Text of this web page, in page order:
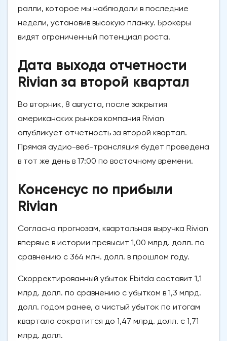
ралли, которое мы наблюдали в последние
недели, установив высокую планку. Брокеры
видят ограниченный потенциал роста.
Дата выхода отчетности
Rivian за второй квартал
Во вторник, 8 августа, после закрытия
американских рынков компания Rivian
опубликует отчетность за второй квартал.
Прямая аудио-веб-трансляция будет проведена
в тот же день в 17:00 по восточному времени.
Консенсус по прибыли
Rivian
Согласно прогнозам, квартальная выручка Rivian
впервые в истории превысит 1,00 млрд. долл. по
сравнению с 364 млн. долл. в прошлом году.
Скорректированный убыток Ebitda составит 1,1
млрд. долл. по сравнению с убытком в 1,3 млрд.
долл. годом ранее, а чистый убыток по итогам
квартала сократится до 1,47 млрд. долл. с 1,71
млрд. долл.